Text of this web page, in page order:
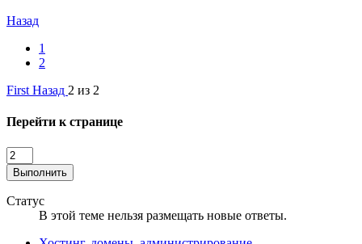
Назад
1
2
First Назад 2 из 2
Перейти к странице
Выполнить
Статус
В этой теме нельзя размещать новые ответы.